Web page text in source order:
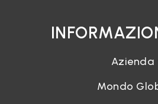
Azienda
Mondo